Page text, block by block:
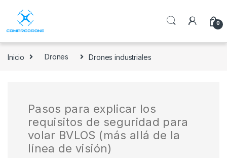
0
Inicio Drones Drones industriales
Pasos para explicar los
requisitos de seguridad para
volar BVLOS (más allá de la
línea de visión)